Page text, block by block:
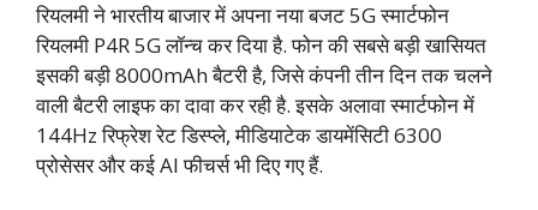
रियलमी ने भारतीय बाजार में अपना नया बजट 5G स्मार्टफोन
रियलमी P4R 5G लॉन्च कर दिया है. फोन की सबसे बड़ी खासियत
इसकी बड़ी 8000mAh बैटरी है, जिसे कंपनी तीन दिन तक चलने
वाली बैटरी लाइफ का दावा कर रही है. इसके अलावा स्मार्टफोन में
144Hz रिफ्रेश रेट डिस्प्ले, मीडियाटेक डायमेंसिटी 6300
प्रोसेसर और कई AI फीचर्स भी दिए गए हैं.